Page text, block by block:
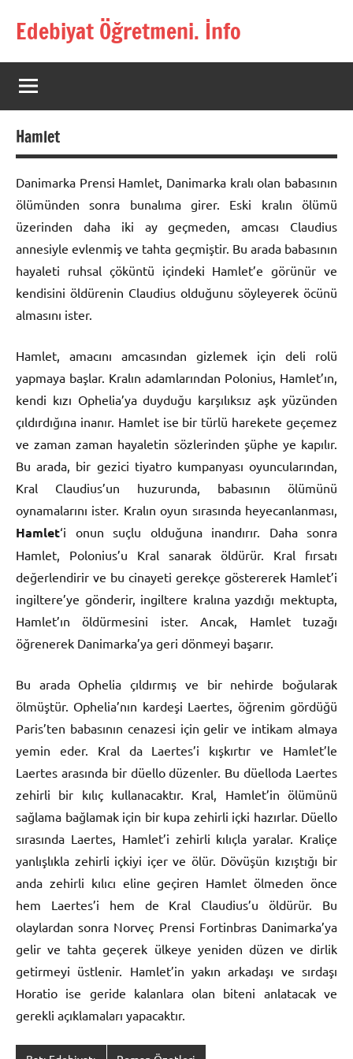
Edebiyat Öğretmeni. İnfo
Türkçe,
Türk
Dili
ve
Öğretmenlerinin
Kaynak
Hamlet
Danimarka Prensi Hamlet, Danimarka kralı olan babasının
ölümünden sonra bunalıma girer. Eski kralın ölümü
üzerinden daha iki ay geçmeden, amcası Claudius
annesiyle evlenmiş ve tahta geçmiştir. Bu arada babasının
hayaleti ruhsal çöküntü içindeki Hamlet’e görünür ve
kendisini öldürenin Claudius olduğunu söyleyerek öcünü
almasını ister.
Hamlet, amacını amcasından gizlemek için deli rolü
yapmaya başlar. Kralın adamlarından Polonius, Hamlet’ın,
kendi kızı Ophelia’ya duyduğu karşılıksız aşk yüzünden
çıldırdığına inanır. Hamlet ise bir türlü harekete geçemez
ve zaman zaman hayaletin sözlerinden şüphe ye kapılır.
Bu arada, bir gezici tiyatro kumpanyası oyuncularından,
Kral Claudius’un huzurunda, babasının ölümünü
oynamalarını ister. Kralın oyun sırasında heyecanlanması,
Hamlet‘i onun suçlu olduğuna inandırır. Daha sonra
Hamlet, Polonius’u Kral sanarak öldürür. Kral fırsatı
değerlendirir ve bu cinayeti gerekçe göstererek Hamlet’i
ingiltere’ye gönderir, ingiltere kralına yazdığı mektupta,
Hamlet’ın öldürmesini ister. Ancak, Hamlet tuzağı
öğrenerek Danimarka’ya geri dönmeyi başarır.
Bu arada Ophelia çıldırmış ve bir nehirde boğularak
ölmüştür. Ophelia’nın kardeşi Laertes, öğrenim gördüğü
Paris’ten babasının cenazesi için gelir ve intikam almaya
yemin eder. Kral da Laertes’i kışkırtır ve Hamlet’le
Laertes arasında bir düello düzenler. Bu düelloda Laertes
zehirli bir kılıç kullanacaktır. Kral, Hamlet’in ölümünü
sağlama bağlamak için bir kupa zehirli içki hazırlar. Düello
sırasında Laertes, Hamlet’i zehirli kılıçla yaralar. Kraliçe
yanlışlıkla zehirli içkiyi içer ve ölür. Dövüşün kızıştığı bir
anda zehirli kılıcı eline geçiren Hamlet ölmeden önce
hem Laertes’i hem de Kral Claudius’u öldürür. Bu
olaylardan sonra Norveç Prensi Fortinbras Danimarka’ya
gelir ve tahta geçerek ülkeye yeniden düzen ve dirlik
getirmeyi üstlenir. Hamlet’in yakın arkadaşı ve sırdaşı
Horatio ise geride kalanlara olan biteni anlatacak ve
gerekli açıklamaları yapacaktır.